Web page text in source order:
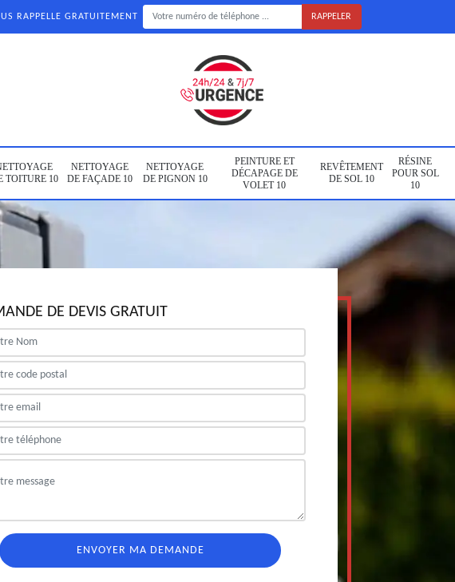
RAPPELLE GRATUITEMENT
TOITURE 10
NETTOYAGE
DE FAÇADE 10
NETTOYAGE
DE PIGNON 10
PEINTURE ET
DÉCAPAGE DE
VOLET 10
REVÊTEMENT
DE SOL 10
RÉSINE
POUR SOL
10
DE DEVIS GRATUIT